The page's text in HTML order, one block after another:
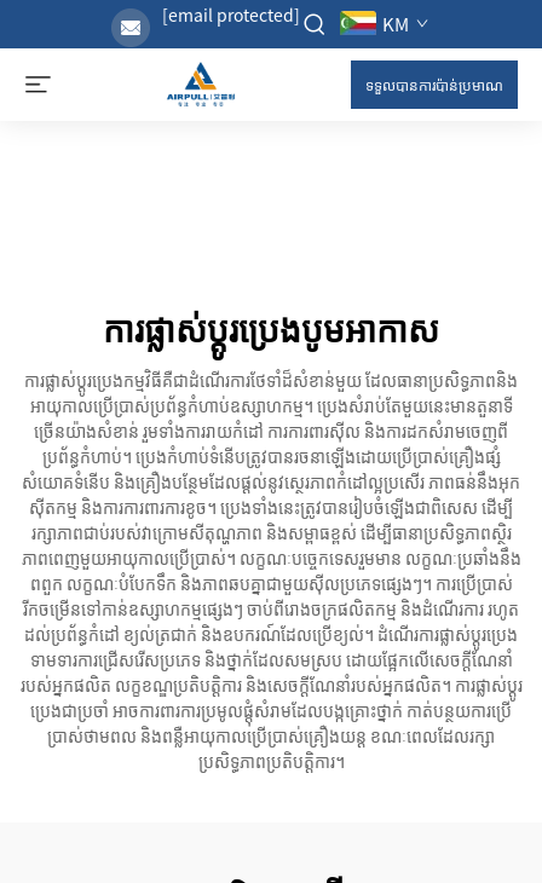
[email protected] KM
ទទួលបានការប៉ាន់ប្រមាណ
ការផ្លាស់ប្តូរប្រេងបូមអាកាស
ការផ្លាស់ប្តូរប្រេងកម្មវិធីគឺជាដំណើរការថែទាំដ៏សំខាន់មួយ ដែលធានាប្រសិទ្ធភាពនិង
អាយុកាលប្រើប្រាស់ប្រព័ន្ធកំហាប់ឧស្សាហកម្ម។ ប្រេងសំរាប់តែមួយនេះមានតួនាទី
ច្រើនយ៉ាងសំខាន់ រួមទាំងការរាយកំដៅ ការការពារស៊ីល និងការដកសំរាមចេញពី
ប្រព័ន្ធកំហាប់។ ប្រេងកំហាប់ទំនើបត្រូវបានរចនាឡើងដោយប្រើប្រាស់គ្រឿងផ្សំ
សំយោគទំនើប និងគ្រឿងបន្ថែមដែលផ្តល់នូវស្ថេរភាពកំដៅល្អប្រសើរ ភាពធន់នឹងអុក
ស៊ីតកម្ម និងការការពារការខូច។ ប្រេងទាំងនេះត្រូវបានរៀបចំឡើងជាពិសេស ដើម្បី
រក្សាភាពជាប់របស់វាក្រោមសីតុណ្ហភាព និងសម្ពាធខ្ពស់ ដើម្បីធានាប្រសិទ្ធភាពស្ថិរ
ភាពពេញមួយអាយុកាលប្រើប្រាស់។ លក្ខណៈបច្ចេកទេសរួមមាន លក្ខណៈប្រឆាំងនឹង
ពពួក លក្ខណៈបំបែកទឹក និងភាពឆបគ្នាជាមួយស៊ីលប្រភេទផ្សេងៗ។ ការប្រើប្រាស់
រីកចម្រើនទៅកាន់ឧស្សាហកម្មផ្សេងៗ ចាប់ពីរោងចក្រផលិតកម្ម និងដំណើរការ រហូត
ដល់ប្រព័ន្ធកំដៅ ខ្យល់ត្រជាក់ និងឧបករណ៍ដែលប្រើខ្យល់។ ដំណើរការផ្លាស់ប្តូរប្រេង
ទាមទារការជ្រើសរើសប្រភេទ និងថ្នាក់ដែលសមស្រប ដោយផ្អែកលើសេចក្តីណែនាំ
របស់អ្នកផលិត លក្ខខណ្ឌប្រតិបត្តិការ និងសេចក្តីណែនាំរបស់អ្នកផលិត។ ការផ្លាស់ប្តូរ
ប្រេងជាប្រចាំ អាចការពារការប្រមូលផ្តុំសំរាមដែលបង្កគ្រោះថ្នាក់ កាត់បន្ថយការប្រើ
ប្រាស់ថាមពល និងពន្លឺអាយុកាលប្រើប្រាស់គ្រឿងយន្ត ខណៈពេលដែលរក្សា
ប្រសិទ្ធភាពប្រតិបត្តិការ។